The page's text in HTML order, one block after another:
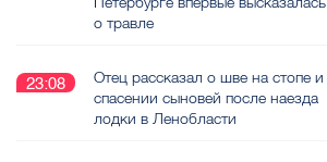
о травле
23:08
Отец рассказал о шве на стопе и
спасении сыновей после наезда
лодки в Ленобласти